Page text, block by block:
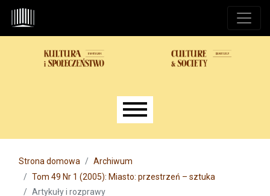
Przejdź do głównego menu
Przejdź do sekcji głównej
Przejdź do stopki
Main menu
Strona domowa
Archiwum
Tom 49 Nr 1 (2005): Miasto: przestrzeń – sztuka
Artykuły i rozprawy